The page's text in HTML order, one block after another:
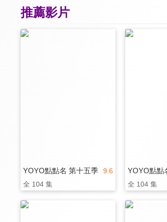
推薦影片
9.6
YOYO點點名 第十五季
全 104 集
YOYO點點
全 104 集